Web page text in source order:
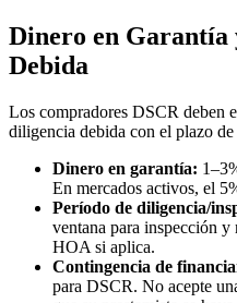
Dinero en Garantía
Debida
Los compradores DSCR deben
diligencia debida con el plazo
Dinero en garantía:
En mercados activos, el
Período de diligencia/
ventana para inspección
HOA si aplica.
Contingencia de
para DSCR. No acepte